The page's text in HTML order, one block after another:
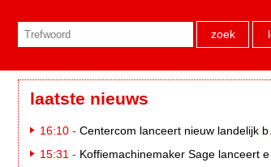
zoek
laatste nieuws
16:10 - Centercom lanceert nieuw landelijk buitereclamenetwerk: City Cubes
15:31 - Koffiemachinemaker Sage lanceert e-commerceplatform voor koffieliefhebbers